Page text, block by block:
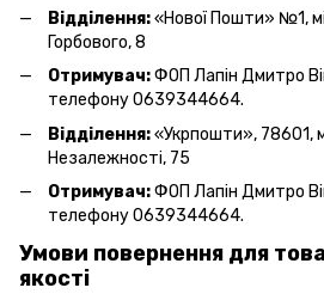
Відділення:«Нової Пошти» №1,
Горбового, 8
Отримувач:ФОП Лапін Дмитро
телефону 0639344664.
Відділення:«Укрпошти», 78601,
Незалежності, 75
Отримувач:ФОП Лапін Дмитро
телефону 0639344664.
Умови повернення для
якості